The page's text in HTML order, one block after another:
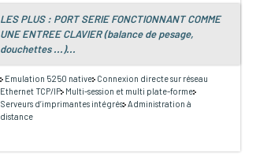
LES PLUS : PORT SERIE FONCTIONNANT COMME
UNE ENTREE CLAVIER (balance de pesage,
douchettes ...)...
Emulation 5250 native Connexion directe sur réseau
Ethernet TCP/IP Multi-session et multi plate-forme
Serveurs d’imprimantes intégrés Administration à
distance